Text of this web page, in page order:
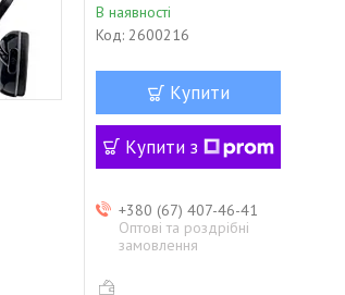
В наявності
Код: 2600216
Купити
Купити з
+380 (67) 407-46-41
Оптові та роздрібні
замовлення